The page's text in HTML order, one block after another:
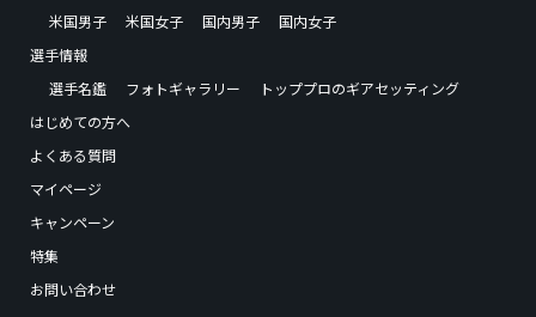
米国男子
米国女子 国内男子
国内女子
選手情報
選手名鑑
フォトギャラリー
トッププロのギアセッティング
はじめての方へ
よくある質問
マイページ
キャンペーン
特集
お問い合わせ